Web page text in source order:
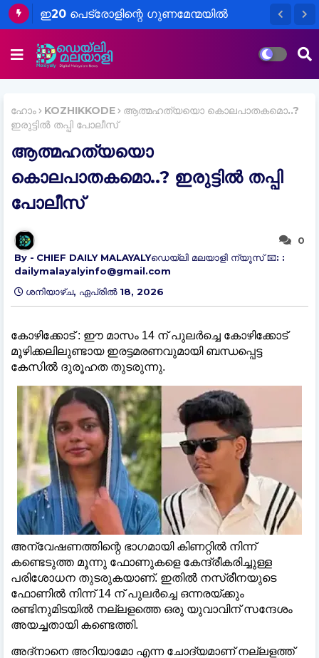
ഇ20 പെട്രോളിന്റെ ഗുണമേന്മയിൽ
ചട്ടങ്ങൾ പാലിക്കുന്നുണ്ടെന്ന് വ്യക്തമാക്കി
സംയുക്ത പ്രസ്താവന
ഹോം KOZHIKKODE
ആത്മഹത്യയൊ കൊലപാതകമൊ..?
ഇരുട്ടിൽ തപ്പി പോലീസ്
ആത്മഹത്യയൊ
കൊലപാതകമൊ..? ഇരുട്ടിൽ തപ്പി
പോലീസ്
0
CHIEF DAILY MALAYALYഡെയ്‌ലി മലയാളി ന്യൂസ് 📧: :
dailymalayalyinfo@gmail.com
ശനിയാഴ്‌ച, ഏപ്രിൽ 18, 2026
കോഴിക്കോട് : ഈ മാസം 14 ന് പുലർച്ചെ കോഴിക്കോട്
മൂഴിക്കലിലുണ്ടായ ഇരട്ടമരണവുമായി ബന്ധപ്പെട്ട
കേസിൽ ദുരൂഹത തുടരുന്നു.
അന്വേഷണത്തിന്റെ ഭാഗമായി കിണറ്റിൽ നിന്ന്
കണ്ടെടുത്ത മൂന്നു ഫോണുകളെ കേന്ദ്രീകരിച്ചുള്ള
പരിശോധന തുടരുകയാണ്. ഇതിൽ നസ്രീനയുടെ
ഫോണിൽ നിന്ന് 14 ന് പുലർച്ചെ ഒന്നരയ്ക്കും
രണ്ടിനുമിടയിൽ നല്ലളത്തെ ഒരു യുവാവിന് സന്ദേശം
അയച്ചതായി കണ്ടെത്തി.
അദ്നാനെ അറിയാമോ എന്ന ചോദ്യമാണ് നല്ലളത്ത്